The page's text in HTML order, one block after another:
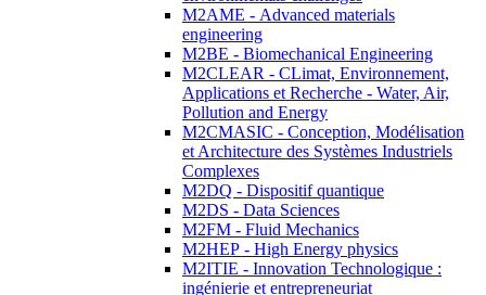
M2AME - Advanced materials
engineering
M2BE - Biomechanical Engineering
M2CLEAR - CLimat, Environnement,
Applications et Recherche - Water, Air,
Pollution and Energy
M2CMASIC - Conception, Modélisation
et Architecture des Systèmes Industriels
Complexes
M2DQ - Dispositif quantique
M2DS - Data Sciences
M2FM - Fluid Mechanics
M2HEP - High Energy physics
M2ITIE - Innovation Technologique :
ingénierie et entrepreneuriat